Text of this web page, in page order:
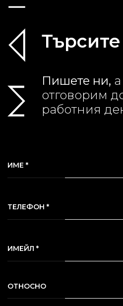
Пишете ни,
отговорим
работния
ИМЕ *
ТЕЛЕФОН *
ИМЕЙЛ *
ОТНОСНО